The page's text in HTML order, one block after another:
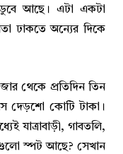
আছে। এটা একটা
ঢাকতে অন্যের দিকে
থেকে প্রতিদিন তিন
দেড়শো কোটি টাকা।
যাত্রাবাড়ী, গাবতলি,
স্পট আছে? সেখান